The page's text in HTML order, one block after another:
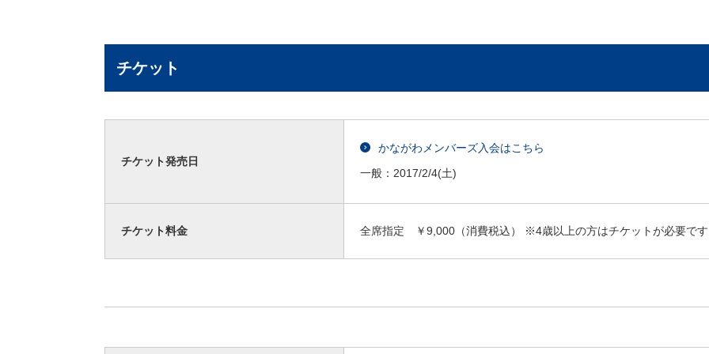
チケット
チケット発売日
かながわメンバーズ入会はこちら
一般： 2017/2/4(土)
チケット料金 全席指定 ￥9,000（消費税込） ※4歳以上の方はチケットが必要で